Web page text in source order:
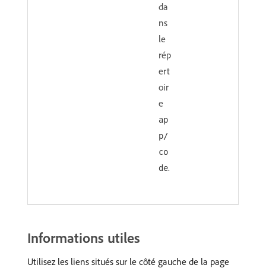
da
ns
le
rép
ert
oir
e
ap
p/
co
de.
Informations utiles
Utilisez les liens situés sur le côté gauche de la page